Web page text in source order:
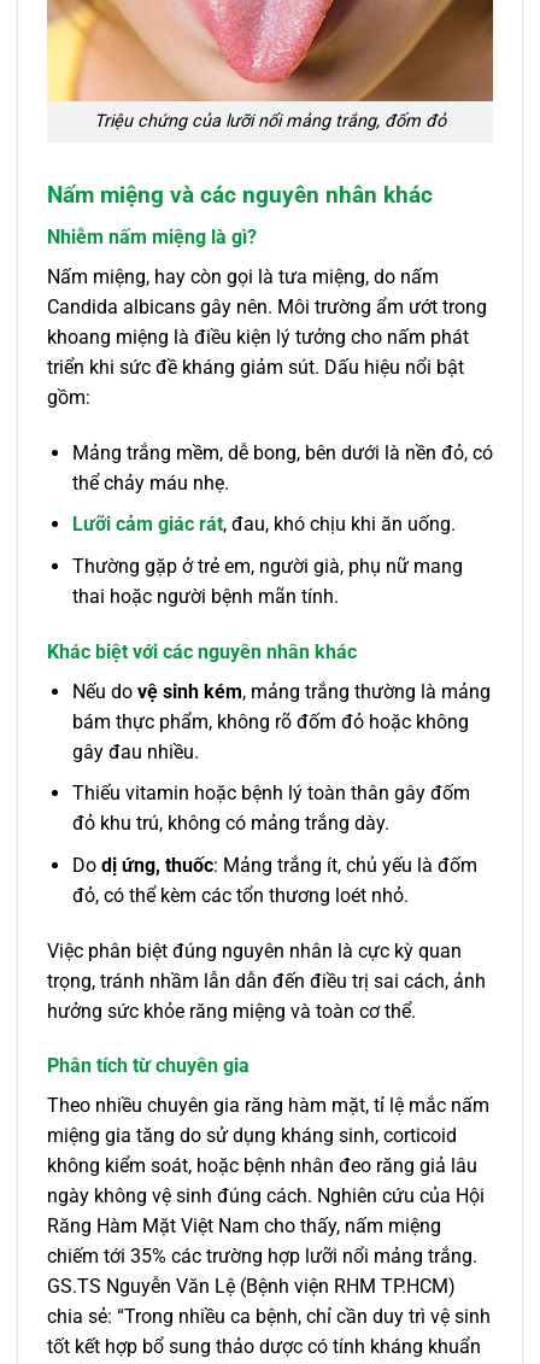
Triệu chứng của lưỡi nổi mảng trắng, đốm đỏ
Nấm miệng và các nguyên nhân khác
Nhiễm nấm miệng là gì?
Nấm miệng, hay còn gọi là tưa miệng, do nấm
Candida albicans gây nên. Môi trường ẩm ướt trong
khoang miệng là điều kiện lý tưởng cho nấm phát
triển khi sức đề kháng giảm sút. Dấu hiệu nổi bật
gồm:
Mảng trắng mềm, dễ bong, bên dưới là nền đỏ, có
thể chảy máu nhẹ.
Lưỡi cảm giác rát, đau, khó chịu khi ăn uống.
Thường gặp ở trẻ em, người già, phụ nữ mang
thai hoặc người bệnh mãn tính.
Khác biệt với các nguyên nhân khác
Nếu do vệ sinh kém, mảng trắng thường là mảng
bám thực phẩm, không rõ đốm đỏ hoặc không
gây đau nhiều.
Thiếu vitamin hoặc bệnh lý toàn thân gây đốm
đỏ khu trú, không có mảng trắng dày.
Do dị ứng, thuốc: Mảng trắng ít, chủ yếu là đốm
đỏ, có thể kèm các tổn thương loét nhỏ.
Việc phân biệt đúng nguyên nhân là cực kỳ quan
trọng, tránh nhầm lẫn dẫn đến điều trị sai cách, ảnh
hưởng sức khỏe răng miệng và toàn cơ thể.
Phân tích từ chuyên gia
Theo nhiều chuyên gia răng hàm mặt, tỉ lệ mắc nấm
miệng gia tăng do sử dụng kháng sinh, corticoid
không kiểm soát, hoặc bệnh nhân đeo răng giả lâu
ngày không vệ sinh đúng cách. Nghiên cứu của Hội
Răng Hàm Mặt Việt Nam cho thấy, nấm miệng
chiếm tới 35% các trường hợp lưỡi nổi mảng trắng.
GS.TS Nguyễn Văn Lệ (Bệnh viện RHM TP.HCM)
chia sẻ: “Trong nhiều ca bệnh, chỉ cần duy trì vệ sinh
tốt kết hợp bổ sung thảo dược có tính kháng khuẩn